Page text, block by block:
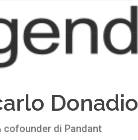
Donadio
cofounder di Pandant